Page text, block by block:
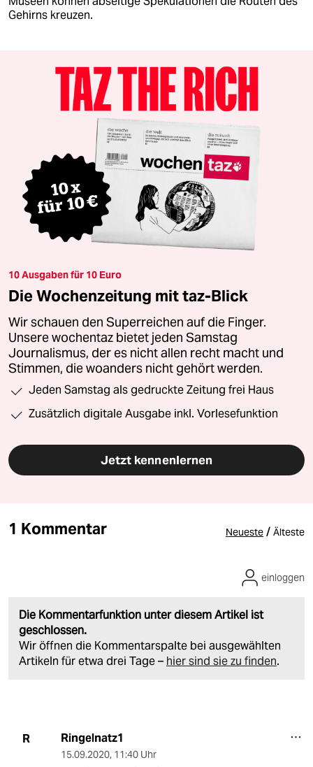
Gehirns kreuzen.
10 Ausgaben für 10 Euro
Die Wochenzeitung mit taz-Blick
Wir schauen den Superreichen auf die Finger.
Unsere wochentaz bietet jeden Samstag
Journalismus, der es nicht allen recht macht und
Stimmen, die woanders nicht gehört werden.
Jeden Samstag als gedruckte Zeitung frei Haus
Zusätzlich digitale Ausgabe inkl. Vorlesefunktion
Jetzt kennenlernen
1 Kommentar Neueste / Älteste
Die Kommentarfunktion unter diesem Artikel ist
geschlossen.
Wir öffnen die Kommentarspalte bei ausgewählten
Artikeln für etwa drei Tage – hier sind sie zu finden.
einloggen
R Ringelnatz1
15.09.2020, 11:40 Uhr